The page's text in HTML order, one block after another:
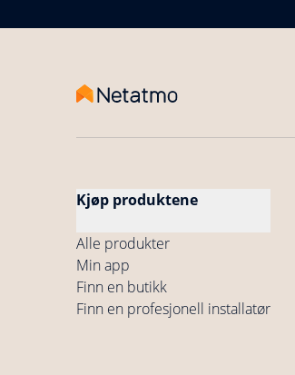
Kjøp produktene
Alle produkter
Min app
Finn en butikk
Finn en profesjonell installatør